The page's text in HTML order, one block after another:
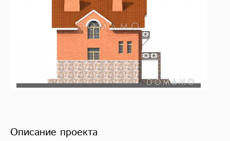
Описание проекта